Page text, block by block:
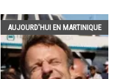
AUJOURD'HUI EN MARTINIQUE